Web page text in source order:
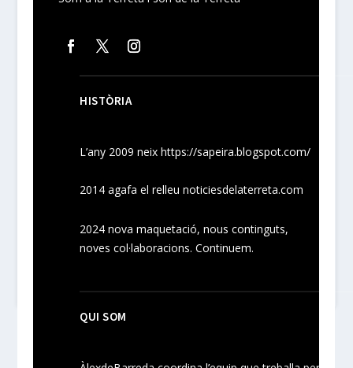
HISTÒRIA
L’any 2009 neixhttps://sapeira.blogspot.com/
2014 agafa el relleu noticiesdelaterreta.com
2024nova maquetació, nouscontinguts,
novescol·laboracions. Continuem.
QUI SOM